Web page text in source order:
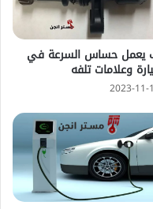
يعمل حساس السرعة في
وعلامات تلفه
2023-11-